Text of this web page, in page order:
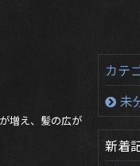
増え、髪の広が
カテ
未
新着